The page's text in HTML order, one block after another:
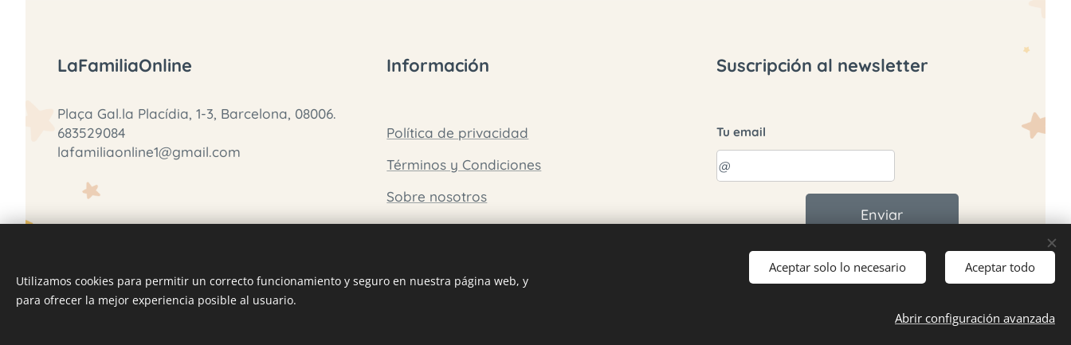
LaFamiliaOnline
Plaça Gal.la Placídia, 1-3, Barcelona, 08006.
683529084
lafamiliaonline1@gmail.com
Información
Política de privacidad
Términos y Condiciones
Sobre nosotros
Suscripción al newsletter
Tu email
Enviar
Utilizamos cookies para permitir un correcto funcionamiento y seguro en nuestra página web, y
para ofrecer la mejor experiencia posible al usuario.
Aceptar solo lo necesario Aceptar todo
Abrir configuración avanzada